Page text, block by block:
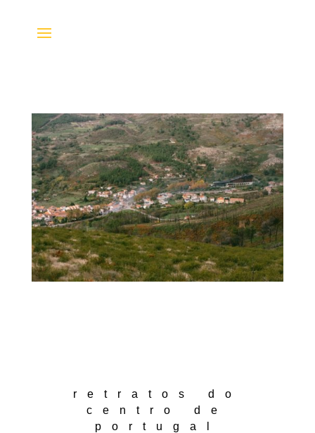
retratos do
centro de
portugal